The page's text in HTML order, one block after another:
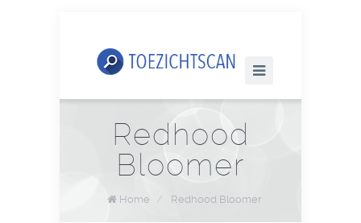
Redhood
Bloomer
Home / Redhood Bloomer